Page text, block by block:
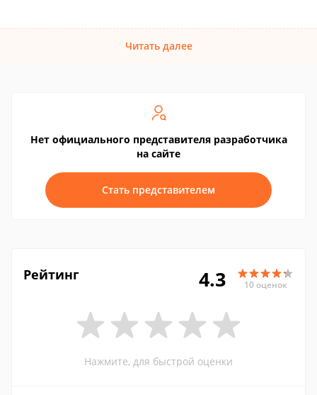
Читать далее
Нет официального представителя разработчика
на сайте
Стать представителем
Рейтинг 4.3 10 оценок
Нажмите, для быстрой оценки